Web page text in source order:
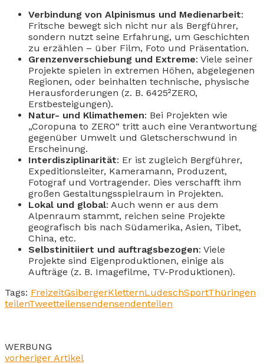
Verbindung von Alpinismus und Medienarbeit:
Fritsche bewegt sich nicht nur als Bergführer,
sondern nutzt seine Erfahrung, um Geschichten
zu erzählen – über Film, Foto und Präsentation.
Grenzenverschiebung und Extreme: Viele seiner
Projekte spielen in extremen Höhen, abgelegenen
Regionen, oder beinhalten technische, physische
Herausforderungen (z. B. 6425²ZERO,
Erstbesteigungen).
Natur- und Klimathemen: Bei Projekten wie
„Coropuna to ZERO“ tritt auch eine Verantwortung
gegenüber Umwelt und Gletscherschwund in
Erscheinung.
Interdisziplinarität: Er ist zugleich Bergführer,
Expeditionsleiter, Kameramann, Produzent,
Fotograf und Vortragender. Dies verschafft ihm
großen Gestaltungsspielraum in Projekten.
Lokal und global: Auch wenn er aus dem
Alpenraum stammt, reichen seine Projekte
geografisch bis nach Südamerika, Asien, Tibet,
China, etc.
Selbstinitiiert und auftragsbezogen: Viele
Projekte sind Eigenproduktionen, einige als
Aufträge (z. B. Imagefilme, TV-Produktionen).
Tags: FreizeitGsibergerKletternLudeschSportThüringen
teilenTweetteilensendensendenteilen
WERBUNG
vorheriger Artikel